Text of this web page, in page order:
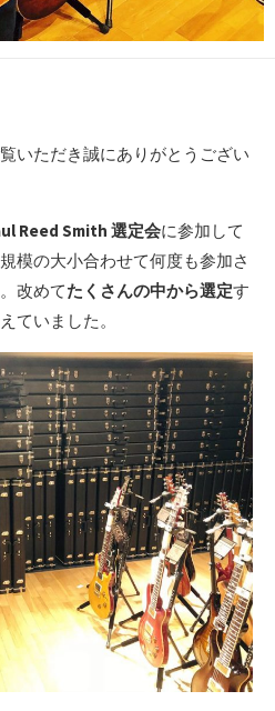
いただき誠にありがとうござい
Reed Smith 選定会に参加して
模の大小合わせて何度も参加さ
改めてたくさんの中から選定す
ていました。